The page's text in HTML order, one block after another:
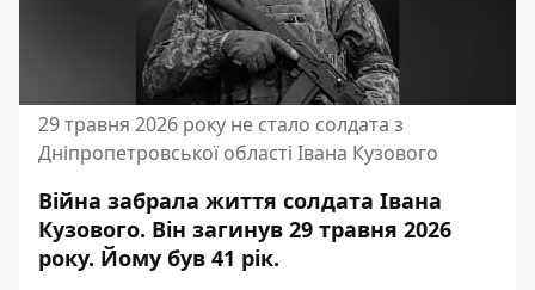
29 травня 2026 року не стало солдата з
Дніпропетровської області Івана Кузового
Війна забрала життя солдата Івана
Кузового. Він загинув 29 травня 2026
року. Йому був 41 рік.